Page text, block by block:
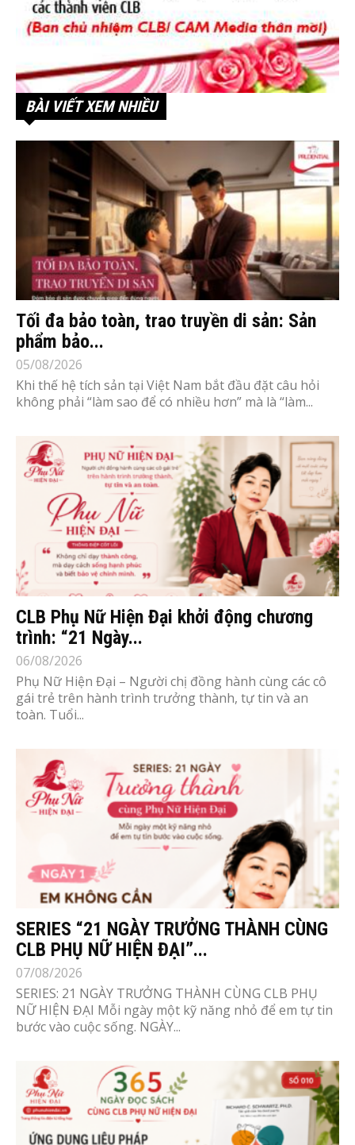
BÀI VIẾT XEM NHIỀU
Tối đa bảo toàn, trao truyền di sản: Sản
phẩm bảo...
05/08/2026
Khi thế hệ tích sản tại Việt Nam bắt đầu đặt câu hỏi
không phải “làm sao để có nhiều hơn” mà là “làm...
CLB Phụ Nữ Hiện Đại khởi động chương
trình: “21 Ngày...
06/08/2026
Phụ Nữ Hiện Đại – Người chị đồng hành cùng các cô
gái trẻ trên hành trình trưởng thành, tự tin và an
toàn. Tuổi...
SERIES “21 NGÀY TRƯỞNG THÀNH CÙNG
CLB PHỤ NỮ HIỆN ĐẠI”...
07/08/2026
SERIES: 21 NGÀY TRƯỞNG THÀNH CÙNG CLB PHỤ
NỮ HIỆN ĐẠI Mỗi ngày một kỹ năng nhỏ để em tự tin
bước vào cuộc sống. NGÀY...